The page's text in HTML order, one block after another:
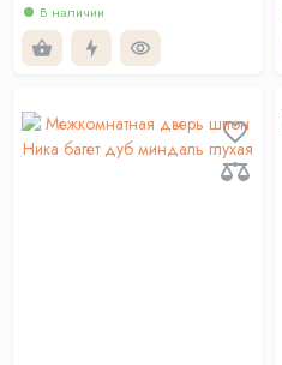
В наличии